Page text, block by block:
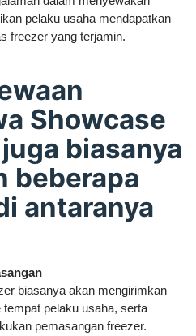
pelaku usaha mendapatkan
freezer yang terjamin.
Showcase
biasanya
beberapa
antaranya
biasanya akan mengirimkan
pelaku usaha, serta
pemasangan freezer.